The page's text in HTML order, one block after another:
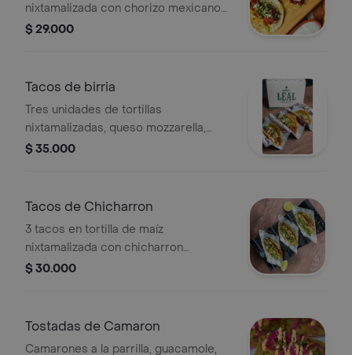
nixtamalizada con chorizo mexicano
de la casa, mix de cebolla y cilantro.
$ 29.000
Tacos de birria
Tres unidades de tortillas
nixtamalizadas, queso mozzarella,
carne de birria, mix de cebolla y
$ 35.000
Tacos de Chicharron
3 tacos en tortilla de maíz
nixtamalizada con chicharron
carnudo, guacamole, mix de cebolla y
$ 30.000
Tostadas de Camaron
Camarones a la parrilla, guacamole,